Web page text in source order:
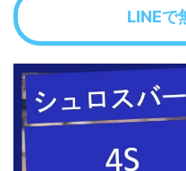
LINEで